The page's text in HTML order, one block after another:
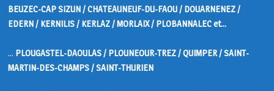
BEUZEC-CAP SIZUN / CHATEAUNEUF-DU-FAOU / DOUARNENEZ /
EDERN / KERNILIS / KERLAZ / MORLAIX / PLOBANNALEC et…
… PLOUGASTEL-DAOULAS / PLOUNEOUR-TREZ / QUIMPER / SAINT-
MARTIN-DES-CHAMPS / SAINT-THURIEN